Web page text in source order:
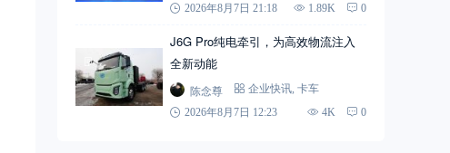
2026年8月7日 21:18
1.89K 0
J6G Pro纯电牵引，为高效物流注入
全新动能
陈念尊 企业快讯 卡车
2026年8月7日 12:23
4K 0